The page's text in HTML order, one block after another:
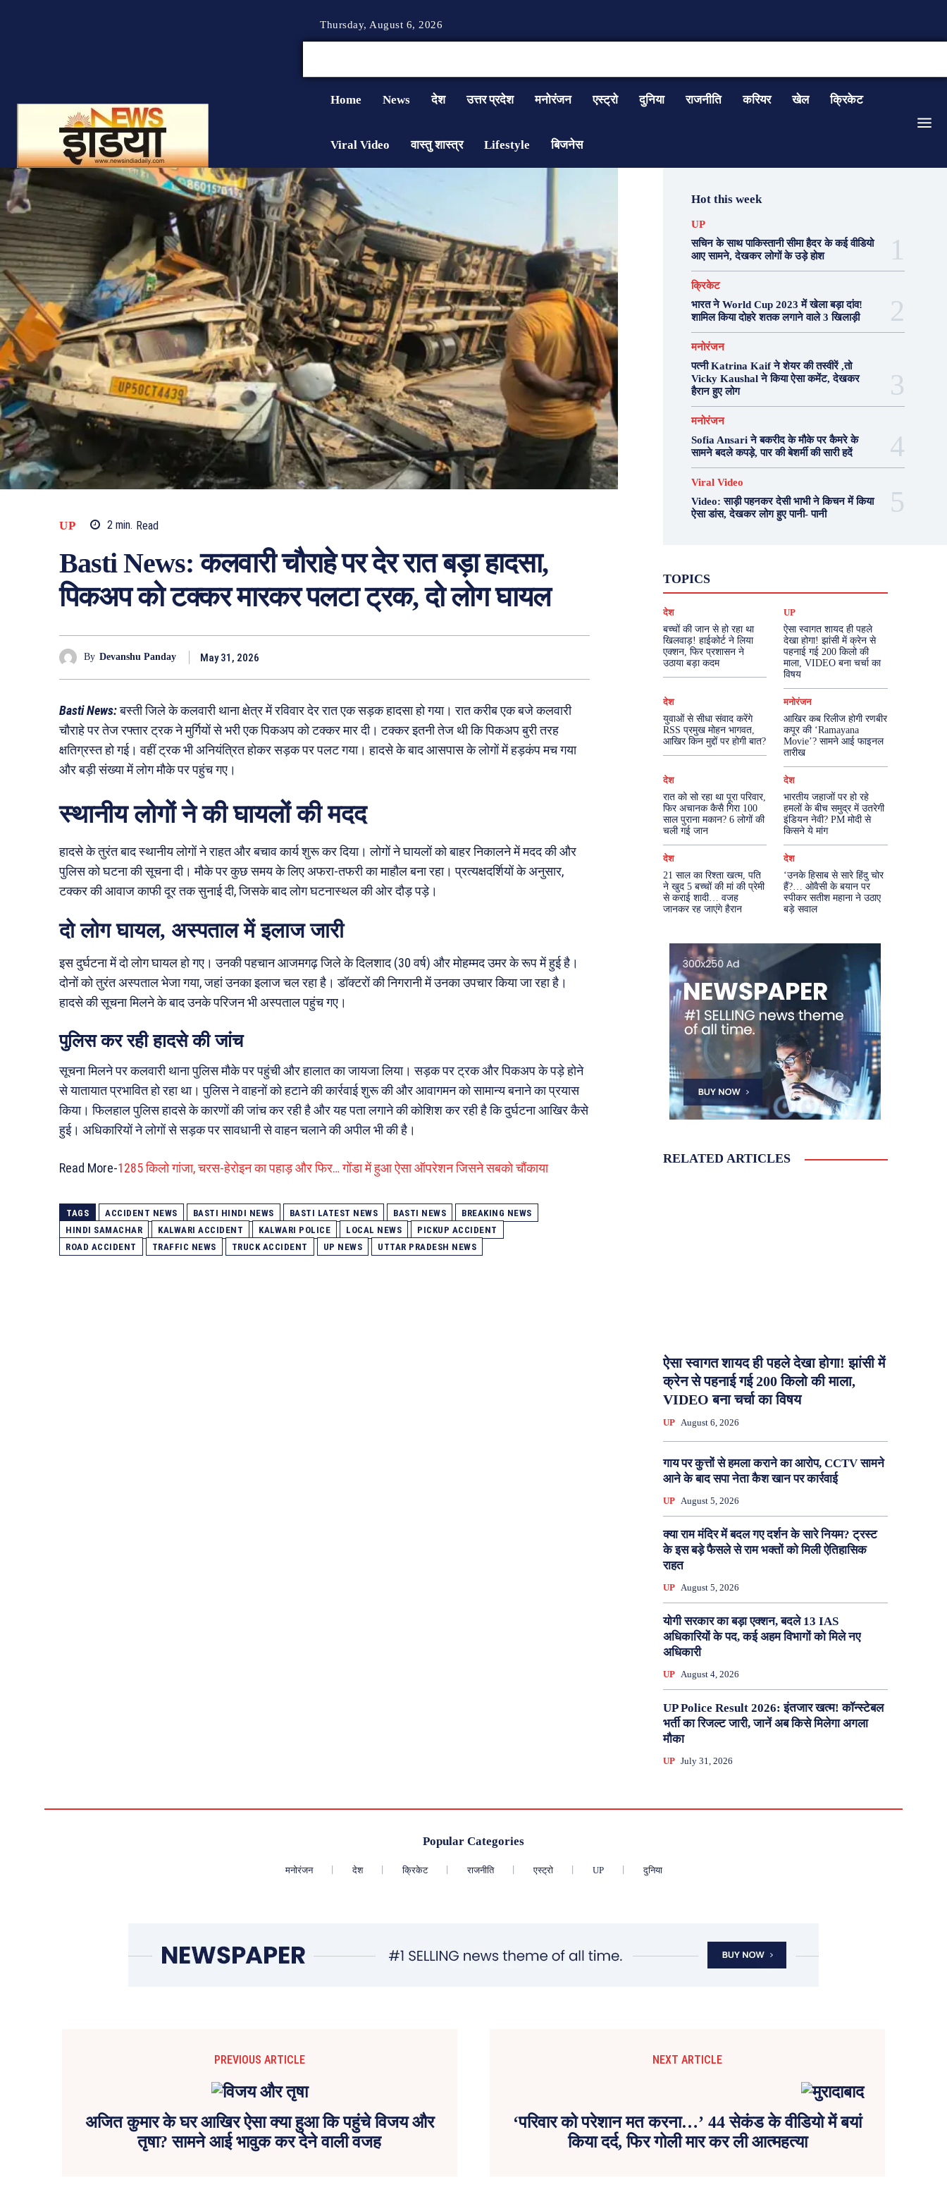
Thursday, August 6, 2026
Home News देश उत्तर प्रदेश मनोरंजन एस्ट्रो दुनिया राजनीति करियर खेल क्रिकेट
Viral Video वास्तु शास्त्र Lifestyle बिजनेस
UP 2 min. Read
Basti News: कलवारी चौराहे पर देर रात बड़ा हादसा,
पिकअप को टक्कर मारकर पलटा ट्रक, दो लोग घायल
By Devanshu Panday May 31, 2026
Basti News:बस्ती जिले के कलवारी थाना क्षेत्र में रविवार देर रात एक सड़क हादसा हो गया। रात करीब एक बजे कलवारी
चौराहे पर तेज रफ्तार ट्रक ने मुर्गियों से भरी एक पिकअप को टक्कर मार दी। टक्कर इतनी तेज थी कि पिकअप बुरी तरह
क्षतिग्रस्त हो गई। वहीं ट्रक भी अनियंत्रित होकर सड़क पर पलट गया। हादसे के बाद आसपास के लोगों में हड़कंप मच गया
और बड़ी संख्या में लोग मौके पर पहुंच गए।
स्थानीय लोगों ने की घायलों की मदद
हादसे के तुरंत बाद स्थानीय लोगों ने राहत और बचाव कार्य शुरू कर दिया। लोगों ने घायलों को बाहर निकालने में मदद की और
पुलिस को घटना की सूचना दी। मौके पर कुछ समय के लिए अफरा-तफरी का माहौल बना रहा। प्रत्यक्षदर्शियों के अनुसार,
टक्कर की आवाज काफी दूर तक सुनाई दी, जिसके बाद लोग घटनास्थल की ओर दौड़ पड़े।
दो लोग घायल, अस्पताल में इलाज जारी
इस दुर्घटना में दो लोग घायल हो गए। उनकी पहचान आजमगढ़ जिले के दिलशाद (30 वर्ष) और मोहम्मद उमर के रूप में हुई है।
दोनों को तुरंत अस्पताल भेजा गया, जहां उनका इलाज चल रहा है। डॉक्टरों की निगरानी में उनका उपचार किया जा रहा है।
हादसे की सूचना मिलने के बाद उनके परिजन भी अस्पताल पहुंच गए।
पुलिस कर रही हादसे की जांच
सूचना मिलने पर कलवारी थाना पुलिस मौके पर पहुंची और हालात का जायजा लिया। सड़क पर ट्रक और पिकअप के पड़े होने
से यातायात प्रभावित हो रहा था। पुलिस ने वाहनों को हटाने की कार्रवाई शुरू की और आवागमन को सामान्य बनाने का प्रयास
किया। फिलहाल पुलिस हादसे के कारणों की जांच कर रही है और यह पता लगाने की कोशिश कर रही है कि दुर्घटना आखिर कैसे
हुई। अधिकारियों ने लोगों से सड़क पर सावधानी से वाहन चलाने की अपील भी की है।
Read More-1285 किलो गांजा, चरस-हेरोइन का पहाड़ और फिर… गोंडा में हुआ ऐसा ऑपरेशन जिसने सबको चौंकाया
TAGS ACCIDENT NEWS BASTI HINDI NEWS BASTI LATEST NEWS BASTI NEWS
BREAKING NEWS
HINDI SAMACHAR
KALWARI ACCIDENT KALWARI POLICE LOCAL NEWS
PICKUP ACCIDENT
ROAD ACCIDENT
TRAFFIC NEWS TRUCK ACCIDENT UP NEWS UTTAR PRADESH NEWS
Hot this week
UP
सचिन के साथ पाकिस्तानी सीमा हैदर के कई वीडियो
आए सामने, देखकर लोगों के उड़े होश
क्रिकेट
भारत ने World Cup 2023 में खेला बड़ा दांव!
शामिल किया दोहरे शतक लगाने वाले 3 खिलाड़ी
मनोरंजन
पत्नी Katrina Kaif ने शेयर की तस्वीरें ,तो
Vicky Kaushal ने किया ऐसा कमेंट, देखकर
हैरान हुए लोग
मनोरंजन
Sofia Ansari ने बकरीद के मौके पर कैमरे के
सामने बदले कपड़े, पार की बेशर्मी की सारी हदें
Viral Video
Video: साड़ी पहनकर देसी भाभी ने किचन में किया
ऐसा डांस, देखकर लोग हुए पानी- पानी
TOPICS
दुनिया
मनोरंजन
राजनीति वास्तु शास्त्र
More
देश
बच्चों की जान से हो रहा था
खिलवाड़! हाईकोर्ट ने लिया
एक्शन, फिर प्रशासन ने
उठाया बड़ा कदम
UP
ऐसा स्वागत शायद ही पहले
देखा होगा! झांसी में क्रेन से
पहनाई गई 200 किलो की
माला, VIDEO बना चर्चा का
विषय
देश
युवाओं से सीधा संवाद करेंगे
RSS प्रमुख मोहन भागवत,
आखिर किन मुद्दों पर होगी बात?
मनोरंजन
आखिर कब रिलीज होगी रणबीर
कपूर की ‘Ramayana
Movie’? सामने आई फाइनल
तारीख
देश
रात को सो रहा था पूरा परिवार,
फिर अचानक कैसै गिरा 100
साल पुराना मकान? 6 लोगों की
चली गई जान
देश
भारतीय जहाजों पर हो रहे
हमलों के बीच समुद्र में उतरेगी
इंडियन नेवी? PM मोदी से
किसने ये मांग
देश
21 साल का रिश्ता खत्म, पति
ने खुद 5 बच्चों की मां की प्रेमी
से कराई शादी… वजह
जानकर रह जाएंगे हैरान
देश
‘उनके हिसाब से सारे हिंदु चोर
हैं?… ओवैसी के बयान पर
स्पीकर सतीश महाना ने उठाए
बड़े सवाल
RELATED ARTICLES
ऐसा स्वागत शायद ही पहले देखा होगा! झांसी में
क्रेन से पहनाई गई 200 किलो की माला,
VIDEO बना चर्चा का विषय
UP August 6, 2026
गाय पर कुत्तों से हमला कराने का आरोप, CCTV सामने
आने के बाद सपा नेता कैश खान पर कार्रवाई
UP August 5, 2026
क्या राम मंदिर में बदल गए दर्शन के सारे नियम? ट्रस्ट
के इस बड़े फैसले से राम भक्तों को मिली ऐतिहासिक
राहत
UP August 5, 2026
योगी सरकार का बड़ा एक्शन, बदले 13 IAS
अधिकारियों के पद, कई अहम विभागों को मिले नए
अधिकारी
UP August 4, 2026
UP Police Result 2026: इंतजार खत्म! कॉन्स्टेबल
भर्ती का रिजल्ट जारी, जानें अब किसे मिलेगा अगला
मौका
UP July 31, 2026
Popular Categories
मनोरंजन देश क्रिकेट राजनीति एस्ट्रो UP दुनिया
PREVIOUS ARTICLE
अजित कुमार के घर आखिर ऐसा क्या हुआ कि पहुंचे विजय और
तृषा? सामने आई भावुक कर देने वाली वजह
NEXT ARTICLE
‘परिवार को परेशान मत करना…’ 44 सेकंड के वीडियो में बयां
किया दर्द, फिर गोली मार कर ली आत्महत्या